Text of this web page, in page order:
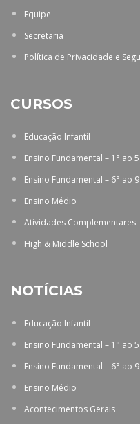
Equipe
Secretaria
Política de Privacidade e
CURSOS
Educação Infantil
Ensino Fundamental – 1° ao
Ensino Fundamental – 6° ao
Ensino Médio
Atividades Complementares
High & Middle School
NOTÍCIAS
Educação Infantil
Ensino Fundamental – 1° ao
Ensino Fundamental – 6° ao
Ensino Médio
Acontecimentos Gerais